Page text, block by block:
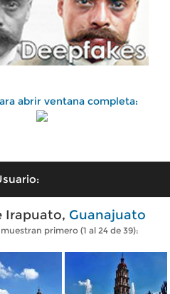
abrir ventana completa:
Irapuato, Guanajuato
primero (1 al 24 de 39):